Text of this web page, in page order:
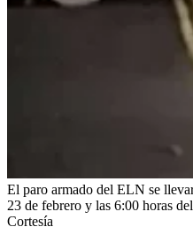
El paro armado del ELN se
23 de febrero y las 6:00 horas
Cortesía